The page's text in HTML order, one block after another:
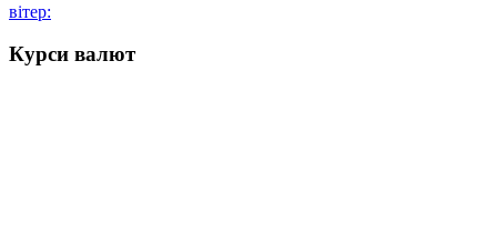
вітер:
Курси валют